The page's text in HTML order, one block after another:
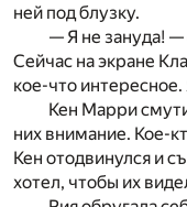
ней под блузку.
— Я не зануда!
Сейчас на экране
кое-что интересное.
Кен Марри
них внимание. Кое-
Кен отодвинулся и
хотел, чтобы их